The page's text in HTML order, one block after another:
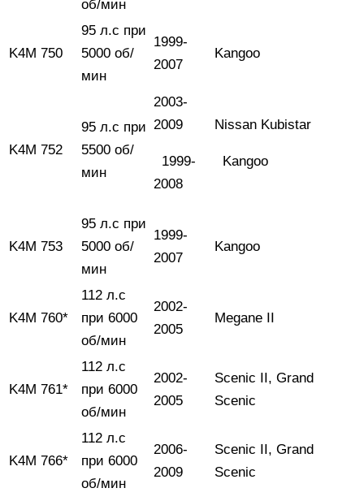
об/мин
K4M 750
95 л.с при
5000 об/
мин
1999-
2007
Kangoo
K4M 752
95 л.с при
5500 об/
мин
2003-
2009
1999-
2008
Nissan Kubistar
Kangoo
K4M 753
95 л.с при
5000 об/
мин
1999-
2007
Kangoo
K4M 760*
112 л.с
при 6000
об/мин
2002-
2005
Megane II
K4M 761*
112 л.с
при 6000
об/мин
2002-
2005
Scenic II, Grand
Scenic
K4M 766*
112 л.с
при 6000
об/мин
2006-
2009
Scenic II, Grand
Scenic